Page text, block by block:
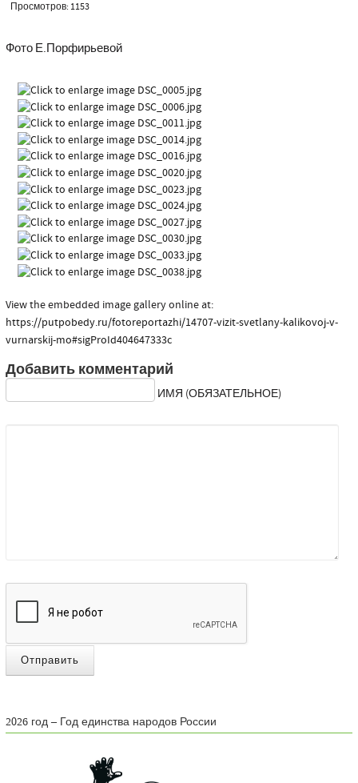
Просмотров: 1153
Фото Е.Порфирьевой
View the embedded image gallery online at:
https://putpobedy.ru/fotoreportazhi/14707-vizit-svetlany-kalikovoj-v-
vurnarskij-mo#sigProId404647333c
Добавить комментарий
ИМЯ (ОБЯЗАТЕЛЬНОЕ)
Отправить
2026 год – Год единства народов России